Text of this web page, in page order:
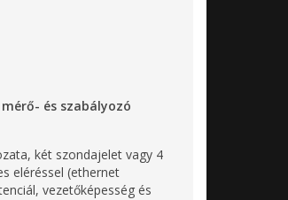
és szabályozó
két szondajelet vagy 4
eléréssel (ethernet
vezetőképesség és